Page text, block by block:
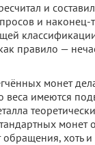
и
и
правило —
монет
веса имеются
монет
обращения, хоть